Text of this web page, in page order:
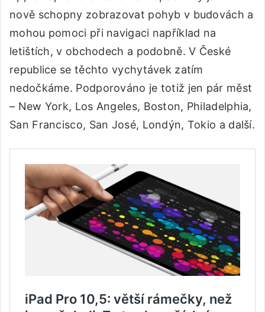
nově schopny zobrazovat pohyb v budovách a
mohou pomoci při navigaci například na
letištích, v obchodech a podobně. V České
republice se těchto vychytávek zatím
nedočkáme. Podporováno je totiž jen pár měst
– New York, Los Angeles, Boston, Philadelphia,
San Francisco, San José, Londýn, Tokio a další.